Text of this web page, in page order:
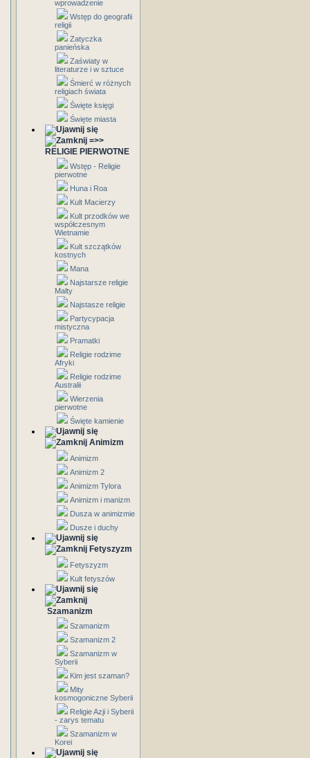
wprowadzenie
Wstęp do geografii
religii
Zatyczka
panieńska
Zaświaty w
literaturze i w sztuce
Śmierć w różnych
religiach świata
Święte księgi
Święte miasta
=>>
RELIGIE PIERWOTNE
Wstęp - Religie
pierwotne
Huna i Roa
Kult Macierzy
Kult przodków we
współczesnym
Wietnamie
Kult szczątków
kostnych
Mana
Najstarsze religie
Malty
Najstasze religie
Partycypacja
mistyczna
Pramatki
Religie rodzime
Afryki
Religie rodzime
Australii
Wierzenia
pierwotne
Święte kamienie
Animizm
Animizm
Animizm 2
Animizm Tylora
Animizm i manizm
Dusza w animizmie
Dusze i duchy
Fetyszyzm
Fetyszyzm
Kult fetyszów
Szamanizm
Szamanizm
Szamanizm 2
Szamanizm w
Syberii
Kim jest szaman?
Mity
kosmogoniczne Syberii
Religie Azji i Syberii
- zarys tematu
Szamanizm w
Korei